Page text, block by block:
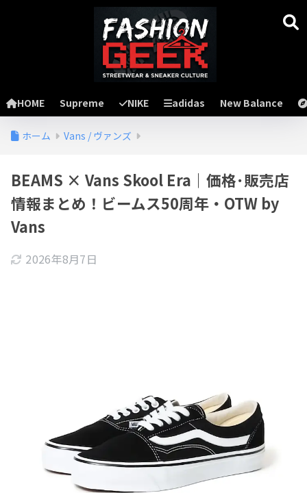
HOME Supreme NIKE adidas New Balance
ホーム Vans / ヴァンズ
BEAMS × Vans Skool Era｜価格･販売店
情報まとめ！ビームス50周年・OTW by
Vans
2026年8月7日